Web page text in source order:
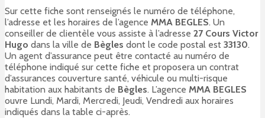
Sur cette fiche sont renseignés le numéro de téléphone,
l’adresse et les horaires de l’agence MMA BEGLES. Un
conseiller de clientèle vous assiste à l’adresse 27 Cours Victor
Hugo dans la ville de Bègles dont le code postal est 33130.
Un agent d’assurance peut être contacté au numéro de
téléphone indiqué sur cette fiche et proposera un contrat
d’assurances couverture santé, véhicule ou multi-risque
habitation aux habitants de Bègles. L’agence MMA BEGLES
ouvre Lundi, Mardi, Mercredi, Jeudi, Vendredi aux horaires
indiqués dans la table ci-après.